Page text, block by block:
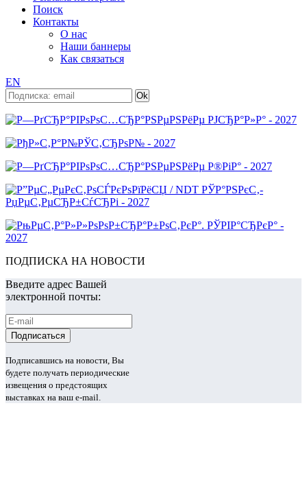
Поиск
Контакты
О нас
Наши баннеры
Как связаться
EN
ПОДПИСКА НА НОВОСТИ
Введите адрес Вашей
электронной почты:
Подписавшись на новости, Вы
будете получать периодические
извещения о предстоящих
выставках на ваш e-mail.